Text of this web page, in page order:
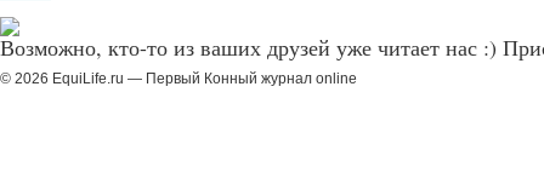
Возможно, кто-то из ваших друзей уже читает нас :)
© 2026 EquiLife.ru — Первый Конный журнал online